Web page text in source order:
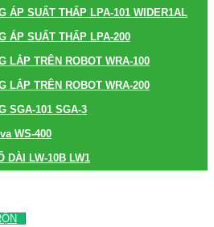
ÁP SUẤT THẤP LPA-101 WIDER1AL
ÁP SUẤT THẤP LPA-200
LẮP TRÊN ROBOT WRA-100
LẮP TRÊN ROBOT WRA-200
SGA-101 SGA-3
WS-400
DÀI LW-10B LW1